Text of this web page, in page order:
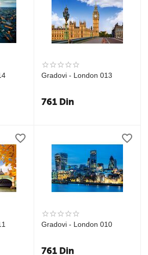
Gradovi - London 013
761 Din
Gradovi - London 010
761 Din